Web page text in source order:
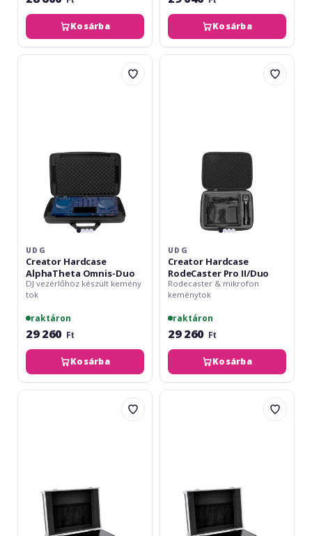
Kosárba Kosárba
UDG
UDG
Creator Hardcase
AlphaTheta Omnis-Duo
DJ vezérlőhöz készült kemény
tok
raktáron
29 260 Ft
Kosárba
UDG
UDG
Creator Hardcase
RodeCaster Pro II/Duo
Rodecaster & mikrofon
keménytok
raktáron
29 260 Ft
Kosárba
Roadinger
Roadinger